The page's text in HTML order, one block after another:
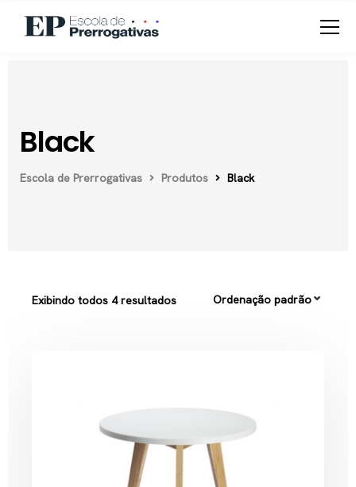
Black
Escola de Prerrogativas Produtos Black
Exibindo todos 4 resultados